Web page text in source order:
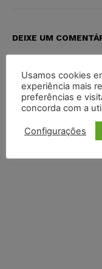
DEIXE UM
Usamos cookies
experiência mais
preferências e
concorda com a
Configurações